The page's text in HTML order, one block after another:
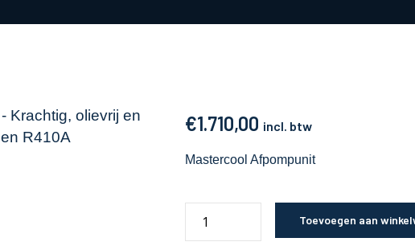
€1.710,00 incl. btw
Mastercool Afpompunit
Toevoegen aan